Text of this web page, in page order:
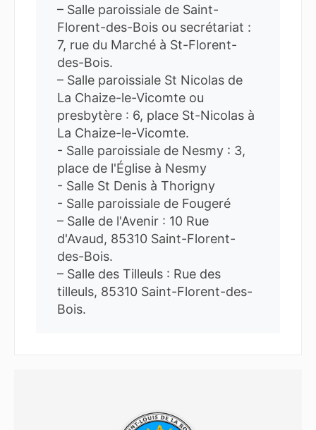
– Salle paroissiale de Saint-
Florent-des-Bois ou secrétariat :
7, rue du Marché à St-Florent-
des-Bois.
– Salle paroissiale St Nicolas de
La Chaize-le-Vicomte ou
presbytère : 6, place St-Nicolas à
La Chaize-le-Vicomte.
- Salle paroissiale de Nesmy : 3,
place de l'Église à Nesmy
- Salle St Denis à Thorigny
- Salle paroissiale de Fougeré
– Salle de l'Avenir : 10 Rue
d'Avaud, 85310 Saint-Florent-
des-Bois.
– Salle des Tilleuls : Rue des
tilleuls, 85310 Saint-Florent-des-
Bois.